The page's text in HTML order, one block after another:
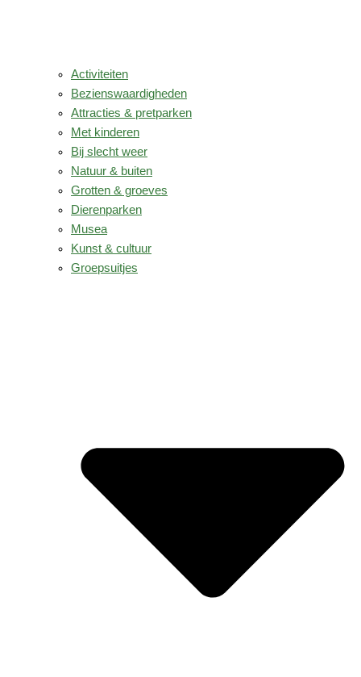
Activiteiten
Bezienswaardigheden
Attracties & pretparken
Met kinderen
Bij slecht weer
Natuur & buiten
Grotten & groeves
Dierenparken
Musea
Kunst & cultuur
Groepsuitjes